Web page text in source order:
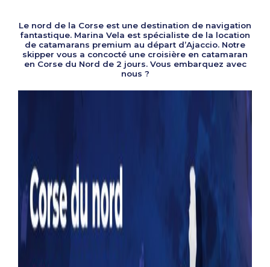
Le nord de la Corse est une destination de navigation
fantastique. Marina Vela est spécialiste de la location
de catamarans premium au départ d’Ajaccio. Notre
skipper vous a concocté une croisière en catamaran
en Corse du Nord de 2 jours. Vous embarquez avec
nous ?